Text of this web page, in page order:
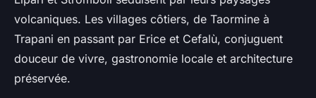
volcaniques. Les villages côtiers, de Taormine à
Trapani en passant par Erice et Cefalù, conjuguent
douceur de vivre, gastronomie locale et architecture
préservée.